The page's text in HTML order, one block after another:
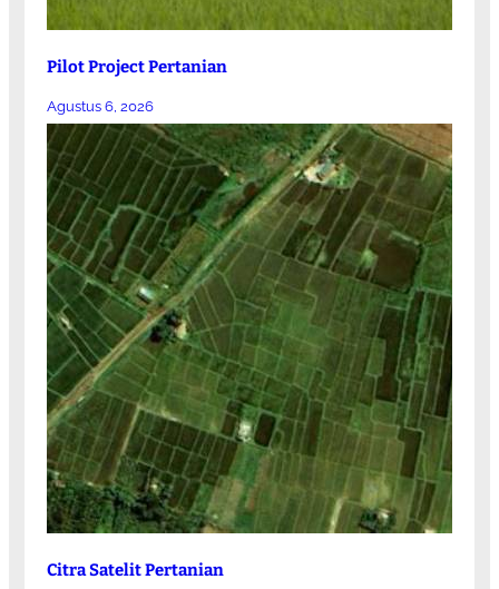
Pilot Project Pertanian
Agustus 6, 2026
Citra Satelit Pertanian